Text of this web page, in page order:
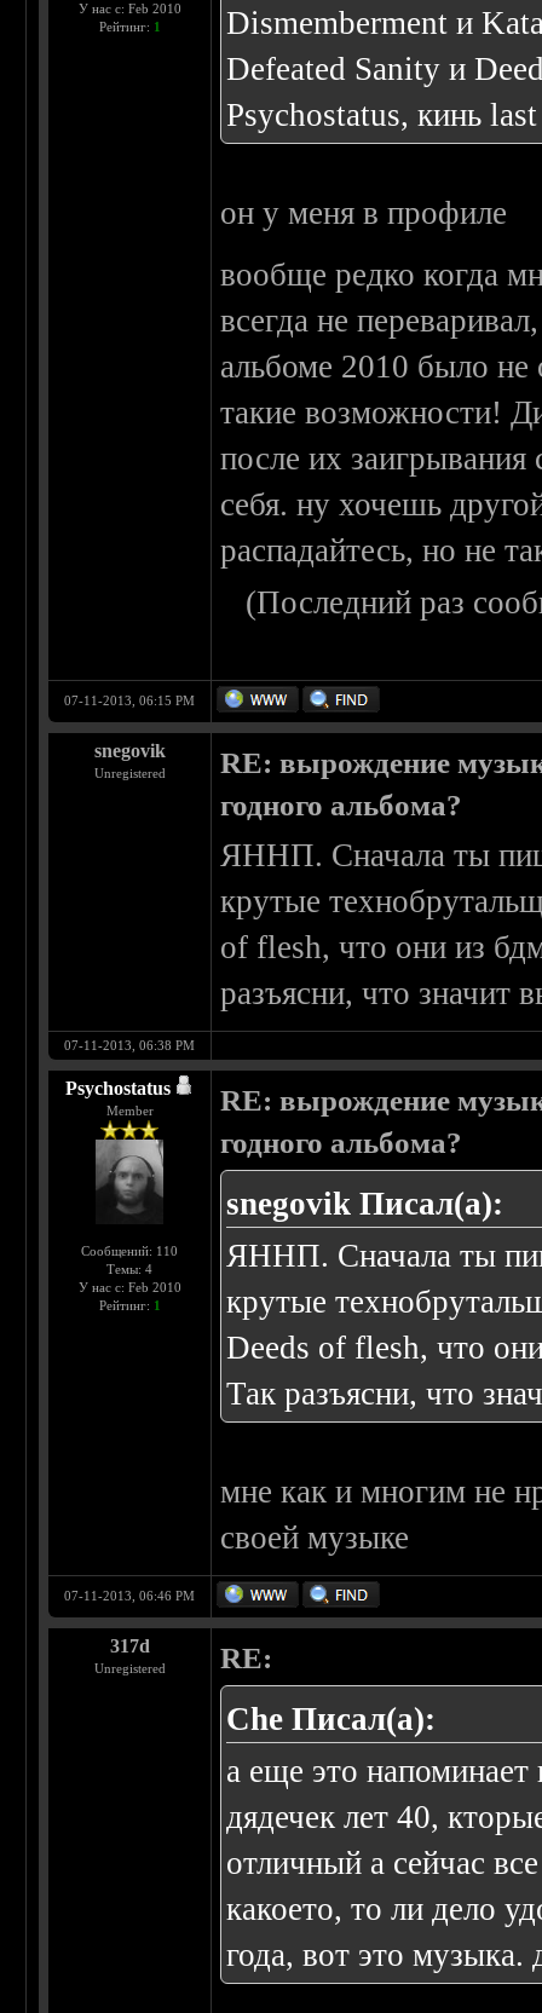
У нас с: Feb 2010
Рейтинг: 1
Dismemberment и
Defeated Sanity и
Psychostatus, кинь
он у меня в профиле
вообще редко когда
всегда не
альбоме 2010 было не
такие возможности!
после их
себя. ну хочешь
распадайтесь, но не
(Последний раз
07-11-2013, 06:15 PM
snegovik
Unregistered
RE: вырождение
годного альбома?
ЯННП. Сначала ты
крутые
of flesh, что они из
разъясни, что значит
07-11-2013, 06:38 PM
Psychostatus
Member
Сообщений: 110
Темы: 4
У нас с: Feb 2010
Рейтинг: 1
RE: вырождение
годного альбома?
snegovik Писал(а):
ЯННП. Сначала ты
крутые
Deeds of flesh, что
Так разъясни, что
мне как и многим не
своей музыке
07-11-2013, 06:46 PM
317d
Unregistered RE:
Che Писал(а):
а еще это
дядечек лет 40,
отличный а сейчас
какоето, то ли дело
года, вот это музыка.